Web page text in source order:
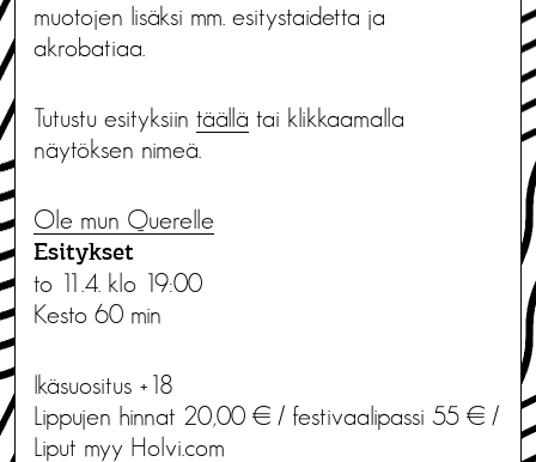
muotojen lisäksi mm. esitystaidetta ja
akrobatiaa.
Tutustu esityksiin täällä tai klikkaamalla
näytöksen nimeä.
Ole mun Querelle
Esitykset
to 11.4. klo 19:00
Kesto 60 min
Ikäsuositus +18
Lippujen hinnat 20,00 € / festivaalipassi 55 € /
Liput myy Holvi.com